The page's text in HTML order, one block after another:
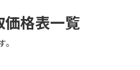
格表一覧